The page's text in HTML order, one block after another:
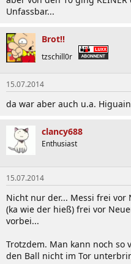
Unfassbar...
Brot!!
tzschill0r
15.07.2014
da war aber auch u.a.
clancy688
Enthusiast
15.07.2014
Nicht nur der... Messi frei vor
(ka wie der hieß) frei vor
vorbei...
Trotzdem. Man kann noch so
den Ball nicht im Tor